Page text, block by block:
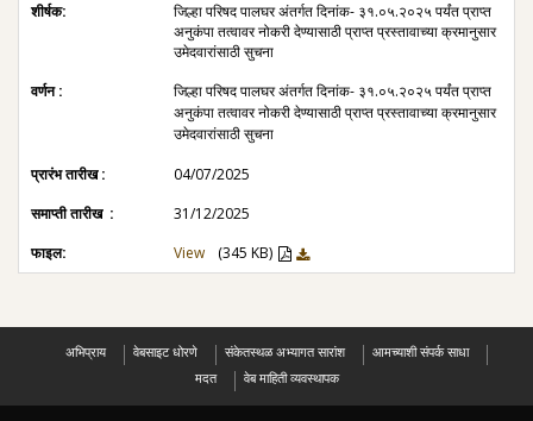
जिल्हा पर‍िषद पालघर अंतर्गत दिनांक- ३१.०५.२०२५ पर्यंत प्राप्त
अनुकंपा तत्वावर नोकरी देण्यासाठी प्राप्त प्रस्तावाच्या क्रमानुसार
उमेदवारांसाठी सुचना
जिल्हा पर‍िषद पालघर अंतर्गत दिनांक- ३१.०५.२०२५ पर्यंत प्राप्त
अनुकंपा तत्वावर नोकरी देण्यासाठी प्राप्त प्रस्तावाच्या क्रमानुसार
उमेदवारांसाठी सुचना
04/07/2025
31/12/2025
View
(345 KB)
अभिप्राय वेबसाइट धोरणे संकेतस्थळ अभ्यागत सारांश
आमच्याशी संपर्क साधा
मदत
वेब माहिती व्यवस्थापक